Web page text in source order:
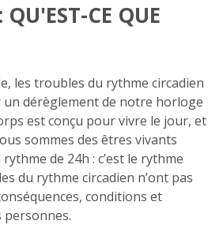
CE QUE
les troubles du rythme circadien
un dérèglement de notre horloge
est conçu pour vivre le jour, et
sommes des êtres vivants
de 24h : c’est le rythme
du rythme circadien n’ont pas
conditions et